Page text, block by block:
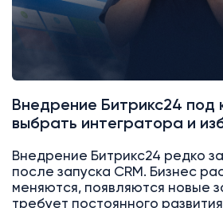
Внедрение Битрикс24 под
выбрать интегратора и
Внедрение Битрикс24 редко
после запуска CRM. Бизнес
меняются, появляются новые
требует постоянного